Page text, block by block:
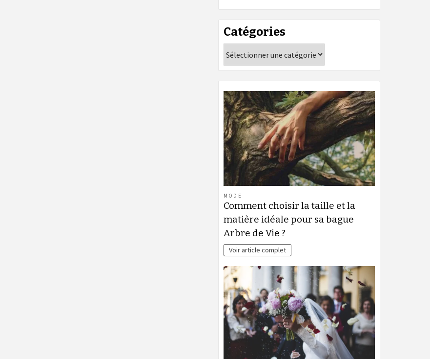
Catégories
MODE
Comment choisir la taille et la
matière idéale pour sa bague
Arbre de Vie ?
Voir article complet